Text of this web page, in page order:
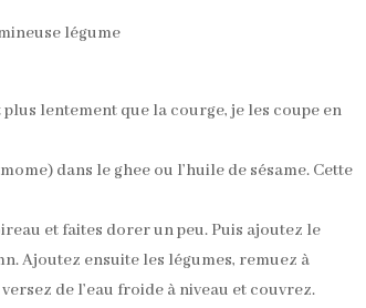
lentement que la courge, je les coupe en
dans le ghee ou l’huile de sésame. Cette
et faites dorer un peu. Puis ajoutez le
Ajoutez ensuite les légumes, remuez à
de l’eau froide à niveau et couvrez.